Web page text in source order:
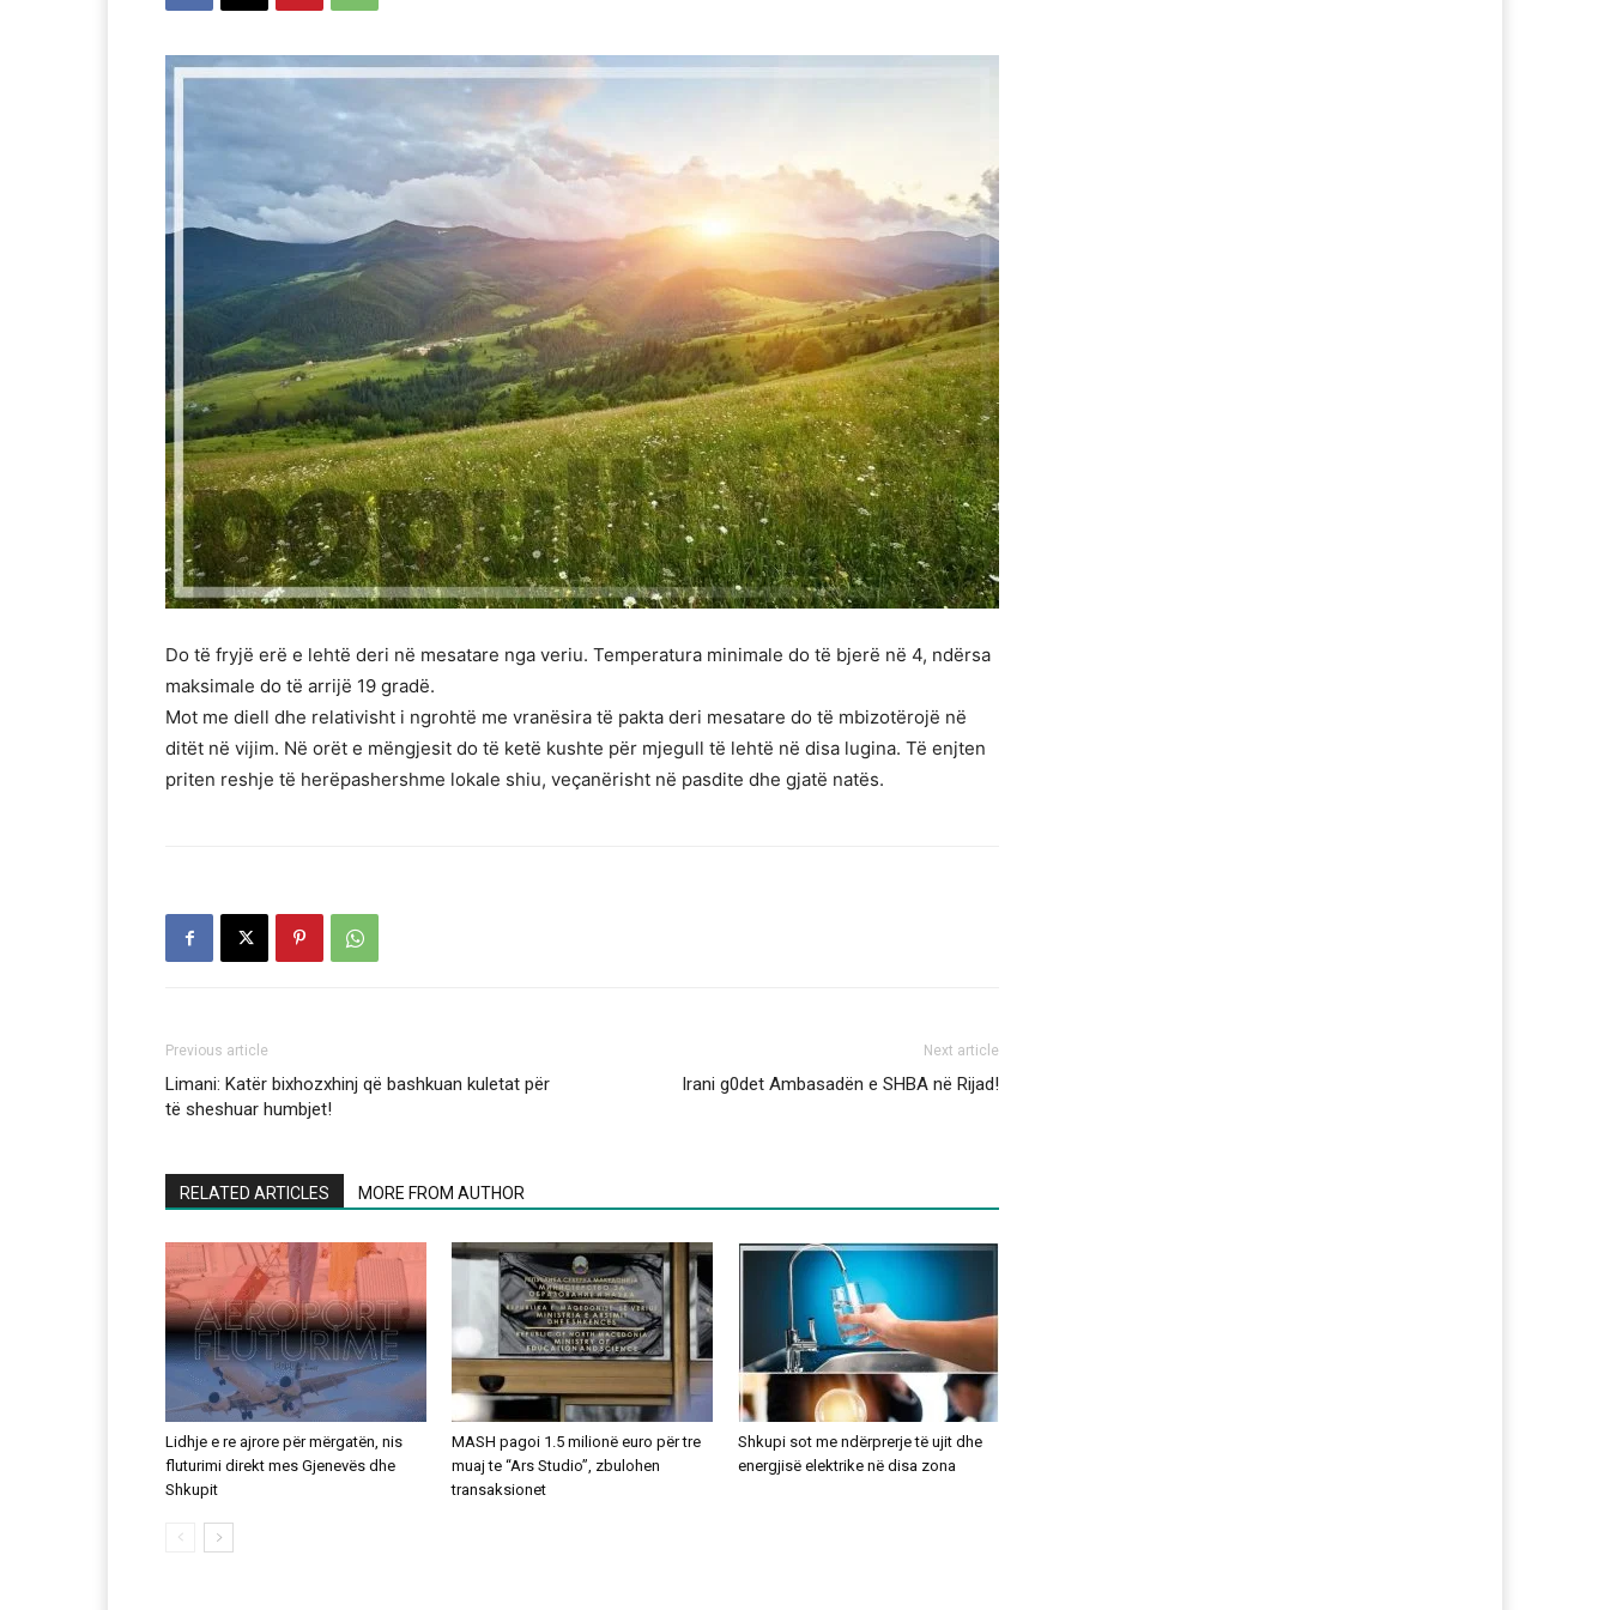
Do të fryjë erë e lehtë deri në mesatare nga veriu. Temperatura minimale do të bjerë në 4, ndërsa
maksimale do të arrijë 19 gradë.
Mot me diell dhe relativisht i ngrohtë me vranësira të pakta deri mesatare do të mbizotërojë në
ditët në vijim. Në orët e mëngjesit do të ketë kushte për mjegull të lehtë në disa lugina. Të enjten
priten reshje të herëpashershme lokale shiu, veçanërisht në pasdite dhe gjatë natës.
Previous article
Limani: Katër bixhozxhinj që bashkuan kuletat për
të sheshuar humbjet!
Next article
Irani g0det Ambasadën e SHBA në Rijad!
RELATED ARTICLES MORE FROM AUTHOR
Lidhje e re ajrore për mërgatën, nis
fluturimi direkt mes Gjenevës dhe
Shkupit
MASH pagoi 1.5 milionë euro për tre
muaj te “Ars Studio”, zbulohen
transaksionet
Shkupi sot me ndërprerje të ujit dhe
energjisë elektrike në disa zona